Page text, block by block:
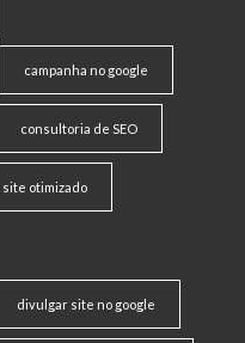
campanha no google
consultoria de SEO
otimizado
divulgar site no google